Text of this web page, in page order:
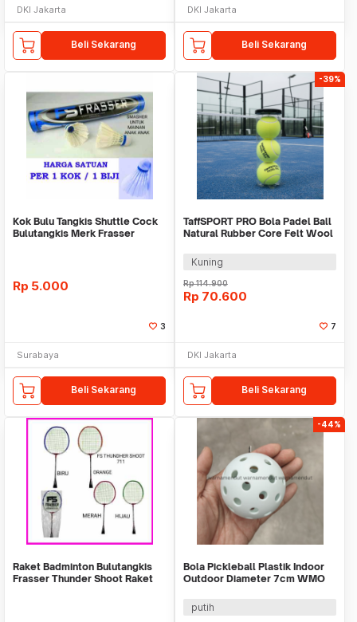
DKI Jakarta
Beli Sekarang
DKI Jakarta
Beli Sekarang
Kok Bulu Tangkis Shuttle Cock
Bulutangkis Merk Frasser
Rp 5.000
3
Surabaya
Beli Sekarang
-39%
TaffSPORT PRO Bola Padel Ball
Natural Rubber Core Felt Wool
Kuning
Rp114.900
Rp 70.600
7
DKI Jakarta
Beli Sekarang
Raket Badminton Bulutangkis
Frasser Thunder Shoot Raket
-44%
Bola Pickleball Plastik Indoor
Outdoor Diameter 7cm WMO
putih